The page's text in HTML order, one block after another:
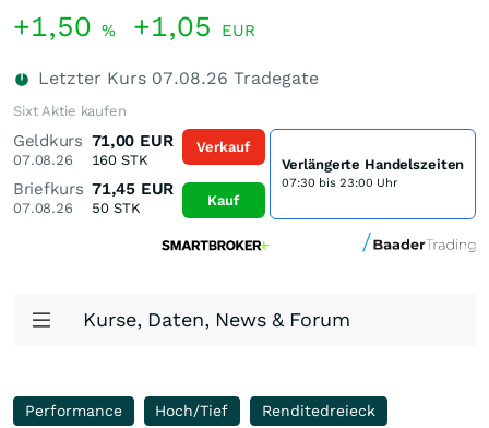
+1,50 % +1,05 EUR
Letzter Kurs 07.08.26 Tradegate
Sixt Aktie kaufen
Geldkurs
07.08.26
71,00 EUR
160 STK
Briefkurs
07.08.26
71,45 EUR
50 STK
Verkauf
Kauf
Verlängerte Handelszeiten
07:30 bis 23:00 Uhr
Kurse, Daten, News & Forum
Performance Hoch/Tief
Renditedreieck